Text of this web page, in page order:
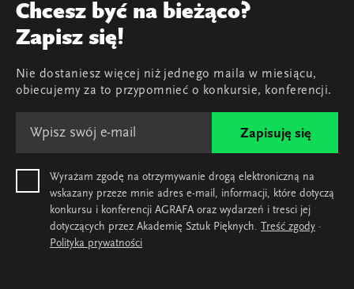
Przegląd
Young AGRAFA
Mapa i kontakt
AGRAFA'19. Opportunities
Chcesz być na bieżąco?
Zapisz się!
Nie dostaniesz więcej niż jednego maila w miesiącu,
obiecujemy za to przypomnieć o konkursie, konferencji.
Zapisuję się
Wyrażam zgodę na otrzymywanie drogą elektroniczną na
wskazany przeze mnie adres e-mail, informacji, które dotyczą
konkursu i konferencji AGRAFA oraz wydarzeń i tresci jej
dotyczących przez Akademię Sztuk Pięknych.
Treść zgody ·
Polityka prywatności